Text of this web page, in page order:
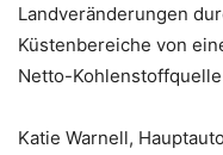
Landveränderungen
Küstenbereiche von
Netto-
Katie Warnell,